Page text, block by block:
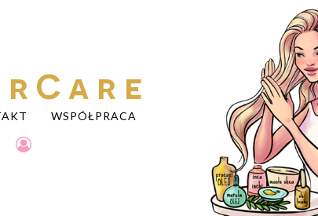
WSPÓŁPRACA